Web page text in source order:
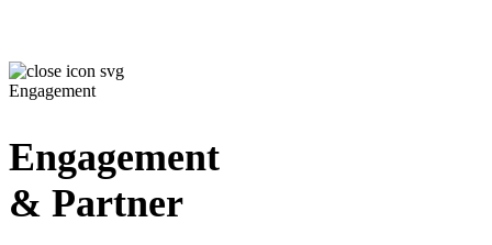
Engagement
Engagement
& Partner